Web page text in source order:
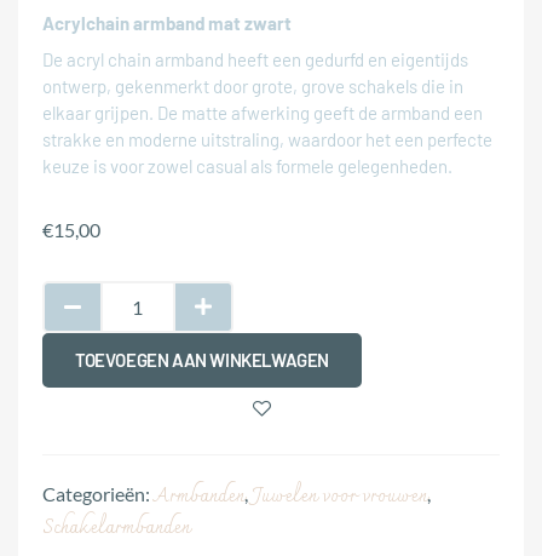
Acrylchain armband mat zwart
De acryl chain armband heeft een gedurfd en eigentijds
ontwerp, gekenmerkt door grote, grove schakels die in
elkaar grijpen. De matte afwerking geeft de armband een
strakke en moderne uitstraling, waardoor het een perfecte
keuze is voor zowel casual als formele gelegenheden.
€15,00
TOEVOEGEN AAN WINKELWAGEN
Categorieën: Armbanden, Juwelen voor vrouwen,
Schakelarmbanden